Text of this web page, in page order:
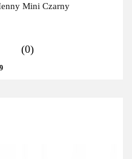
Mini Czarny
(0)